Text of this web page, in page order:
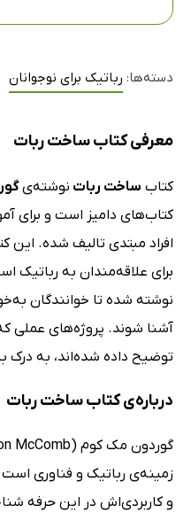
دسته‌ها: رباتیک برای نوجوانان
معرفی کتاب ساخت ربات
کتاب ساخت ربات نوشته‌ی
کتاب‌های دامیز است و برای
افراد مبتدی تالیف شده‌. این
برای علاقه‌مندان به رباتیک
نوشته شده تا خوانندگان
آشنا شوند. پروژه‌های عملی
توضیح داده شده‌اند، به
درباره‌ی کتاب ساخت ربات
زمینه‌ی رباتیک و فناوری
و کاربردی‌اش در این حرفه